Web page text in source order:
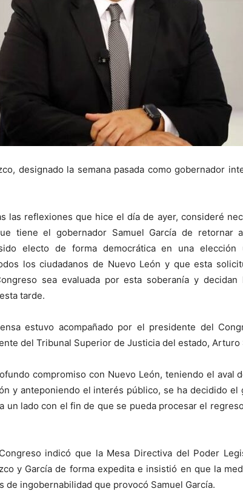
designado la semana pasada como gobernador
las reflexiones que hice el día de ayer, consideré
tiene el gobernador Samuel García de retornar
electo de forma democrática en una elección
los ciudadanos de Nuevo León y que esta
sea evaluada por esta soberanía y
tarde.
estuvo acompañado por el presidente del
del Tribunal Superior de Justicia del estado, Arturo
compromiso con Nuevo León, teniendo el aval
y anteponiendo el interés público, se ha decidido el
un lado con el fin de que se pueda procesar el
indicó que la Mesa Directiva del Poder
y García de forma expedita e insistió en que la
de ingobernabilidad que provocó Samuel García.